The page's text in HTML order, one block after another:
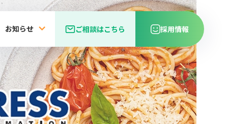
お知らせ ご相談はこちら 採用情報